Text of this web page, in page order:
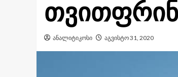
ანალიტიკოსი აგვისტო 31, 2020